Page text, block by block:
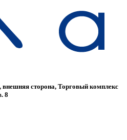
сторона, Торговый комплекс
8